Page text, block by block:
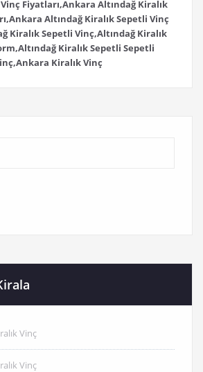
Fiyatları,Ankara Altındağ Kiralık
Altındağ Kiralık Sepetli Vinç
Kiralık Sepetli Vinç,Altındağ Kiralık
Kiralık Sepetli Sepetli
Kiralık Vinç
Vinç
Vinç